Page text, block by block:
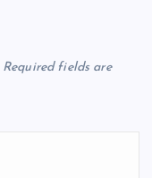
Required fields are